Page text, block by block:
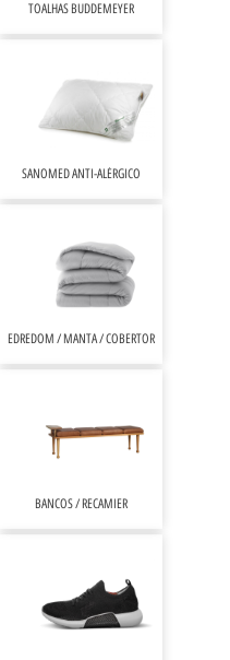
BANCOS / RECAMIER
EDREDOM / MANTA / COBERTOR
SANOMED ANTI-ALÉRGICO
TOALHAS BUDDEMEYER